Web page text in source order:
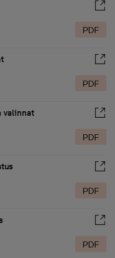
PDF
PDF
valinnat
PDF
PDF
PDF